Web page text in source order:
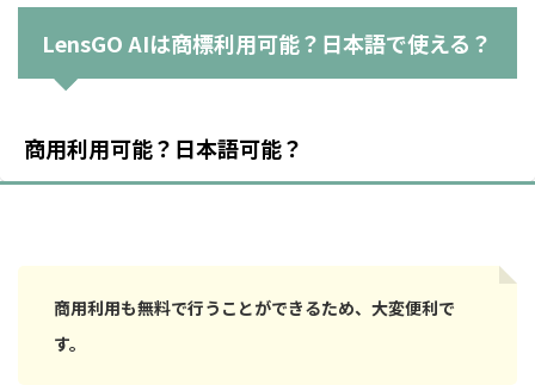
LensGO AIは商標利用可能？日本語で使える？
商用利用可能？日本語可能？
商用利用も無料で行うことができるため、大変便利で
す。